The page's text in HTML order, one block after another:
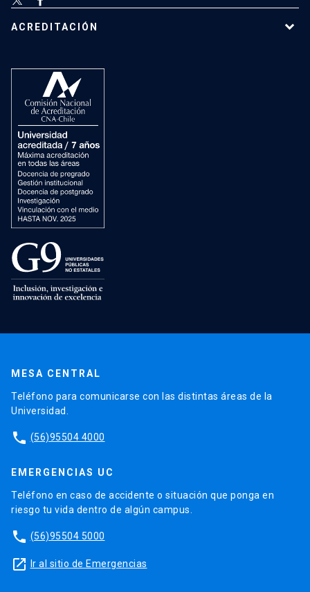
ACREDITACIÓN
MESA CENTRAL
Teléfono para comunicarse con las distintas áreas de la
Universidad.
phone (56)95504 4000
EMERGENCIAS UC
Teléfono en caso de accidente o situación que ponga en
riesgo tu vida dentro de algún campus.
phone (56)95504 5000
launch Ir al sitio de Emergencias